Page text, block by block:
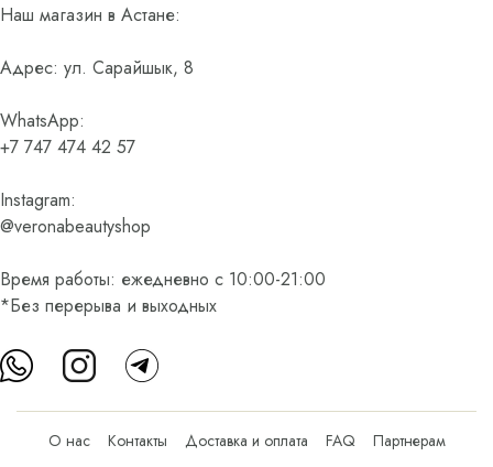
Наш магазин в Астане:
Адрес: ул. Сарайшык, 8
WhatsApp:
+7 747 474 42 57
Instagram:
@veronabeautyshop
Время работы: ежедневно с 10:00-21:00
*Без перерыва и выходных
О нас Контакты Доставка и оплата FAQ
Партнерам